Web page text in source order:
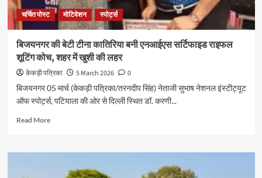
चर्चित पोस्ट मोटिवेशन स्पोर्ट्स
बिजयनगर की बेटी टीना कातिरिया बनी एनआईएस सर्टिफाइड राइफल
शूटिंग कोच, शहर में खुशी की लहर
केकड़ी पत्रिका 5 March 2026
0
बिजयनगर 05 मार्च (केकड़ी पत्रिका/तरनदीप सिंह) नेताजी सुभाष नेशनल इंस्टीट्यूट
ऑफ स्पोर्ट्स, पटियाला की ओर से दिल्ली स्थित डॉ. करणी...
Read More